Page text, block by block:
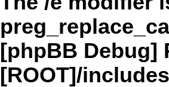
[phpBB Debug]
[ROOT]/